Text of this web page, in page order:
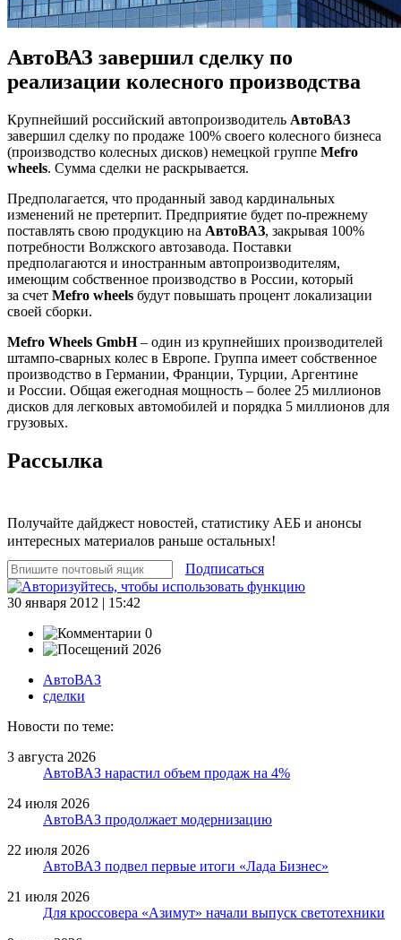
АвтоВАЗ завершил сделку по
реализации колесного производства
Крупнейший российский автопроизводитель АвтоВАЗ
завершил сделку по продаже 100% своего колесного бизнеса
(производство колесных дисков) немецкой группе Mefro
wheels. Сумма сделки не раскрывается.
Предполагается, что проданный завод кардинальных
изменений не претерпит. Предприятие будет по-прежнему
поставлять свою продукцию на АвтоВАЗ, закрывая 100%
потребности Волжского автозавода. Поставки
предполагаются и иностранным автопроизводителям,
имеющим собственное производство в России, который
за счет Mefro wheels будут повышать процент локализации
своей сборки.
Mefro Wheels GmbH– один из крупнейших производителей
штампо-сварных колес в Европе. Группа имеет собственное
производство в Германии, Франции, Турции, Аргентине
и России. Общая ежегодная мощность – более 25 миллионов
дисков для легковых автомобилей и порядка 5 миллионов для
грузовых.
Рассылка
Получайте дайджест новостей, статистику АЕБ и анонсы
интересных материалов раньше остальных!
Подписаться
30 января 2012 | 15:42
0
2026
АвтоВАЗ
сделки
Новости по теме:
3 августа 2026
АвтоВАЗ нарастил объем продаж на 4%
24 июля 2026
АвтоВАЗ продолжает модернизацию
22 июля 2026
АвтоВАЗ подвел первые итоги «Лада Бизнес»
21 июля 2026
Для кроссовера «Азимут» начали выпуск светотехники